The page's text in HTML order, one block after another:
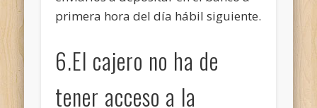
primera hora del día hábil siguiente.
6.El cajero no ha de
tener acceso a la